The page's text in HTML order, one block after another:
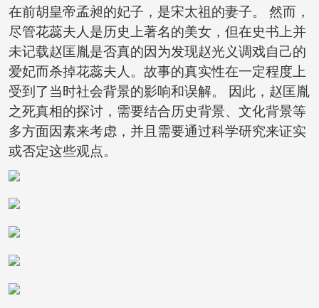
在前胡皇帝孟昶的妃子，是宋太祖的妻子。 然而，
尽管花蕊夫人是历史上著名的美女，但在史书上并
未记载赵匡胤是否真的因为发现赵光义调戏自己的
爱妃而杀掉花蕊夫人。故事的真实性在一定程度上
受到了当时社会背景的影响和误解。 因此，赵匡胤
之死真相的探讨，需要结合历史背景、文化背景等
多方面因素来考虑，并且需要通过科学研究来证实
或否定这些观点。